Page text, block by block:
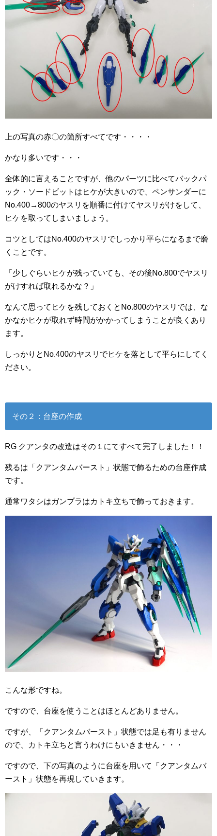
上の写真の赤〇の箇所すべてです・・・・
かなり多いです・・・
全体的に言えることですが、他のパーツに比べてバックパ
ック・ソードビットはヒケが大きいので、ペンサンダーに
No.400→800のヤスリを順番に付けてヤスリがけをして、
ヒケを取ってしまいましょう。
コツとしてはNo.400のヤスリでしっかり平らになるまで磨
くことです。
「少しぐらいヒケが残っていても、その後No.800でヤスリ
がけすれば取れるかな？」
なんて思ってヒケを残しておくとNo.800のヤスリでは、な
かなかヒケが取れず時間がかかってしまうことが良くあり
ます。
しっかりとNo.400のヤスリでヒケを落として平らにしてく
ださい。
その２：台座の作成
RG クアンタの改造はその１にてすべて完了しました！！
残るは「クアンタムバースト」状態で飾るための台座作成
です。
通常ワタシはガンプラはカトキ立ちで飾っておきます。
こんな形ですね。
ですので、台座を使うことはほとんどありません。
ですが、「クアンタムバースト」状態では足も有りません
ので、カトキ立ちと言うわけにもいきません・・・
ですので、下の写真のように台座を用いて「クアンタムバ
ースト」状態を再現していきます。